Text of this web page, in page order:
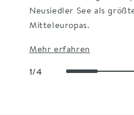
Neusiedler See als
Mitteleuropas.
Mehr erfahren
Mehr erfahren
Mehr erfahren
Mehr erfahren
1/4